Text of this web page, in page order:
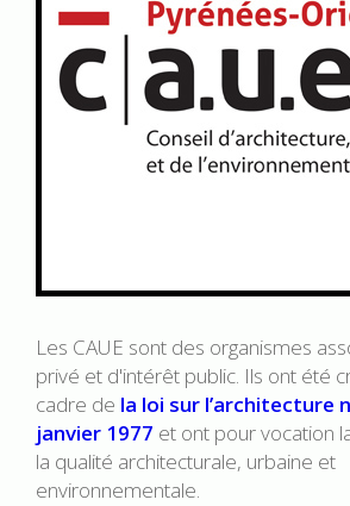
Les CAUE sont des organismes
privé et d'intérêt public. Ils ont été
cadre de la loi sur l’architecture
janvier 1977 et ont pour vocation
la qualité architecturale, urbaine et
environnementale.